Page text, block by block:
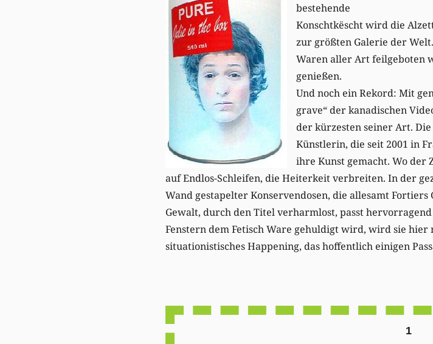
bestehende
Konschtkëscht wird die
zur größten Galerie der
Waren aller Art feilgeboten
genießen.
Und noch ein Rekord: Mit
grave“ der kanadischen
der kürzesten seiner Art.
Künstlerin, die seit 2001 in
ihre Kunst gemacht. Wo der
auf Endlos-Schleifen, die Heiterkeit verbreiten. In der
Wand gestapelter Konservendosen, die allesamt
Gewalt, durch den Titel verharmlost, passt
Fenstern dem Fetisch Ware gehuldigt wird, wird sie hier
situationistisches Happening, das hoffentlich einigen
1